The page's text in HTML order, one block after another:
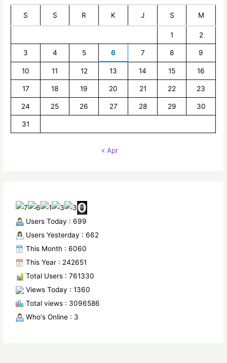
S S R K J S M
1 2
3 4 5 6 7 8 9
10 11 12 13 14 15 16
17 18 19 20 21 22 23
24 25 26 27 28 29 30
31
« Apr
Users Today : 699
Users Yesterday : 662
This Month : 6060
This Year : 242651
Total Users : 761330
Views Today : 1360
Total views : 3096586
Who's Online : 3